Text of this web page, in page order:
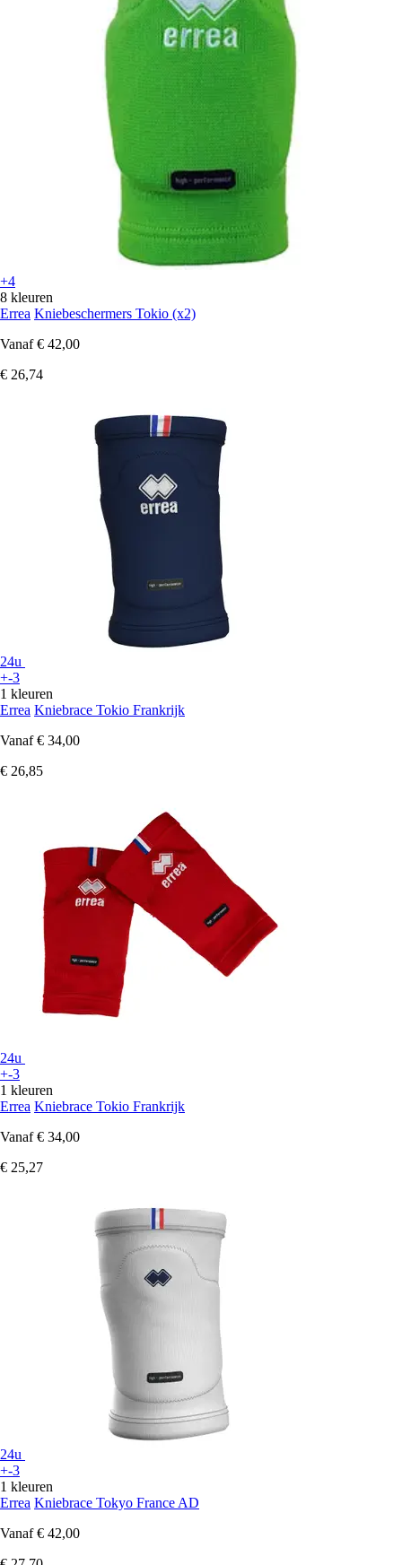
+4
8 kleuren
Errea Kniebeschermers Tokio (x2)
Vanaf € 42,00
€ 26,74
24u
+-3
1 kleuren
Errea Kniebrace Tokio Frankrijk
Vanaf € 34,00
€ 26,85
24u
+-3
1 kleuren
Errea Kniebrace Tokio Frankrijk
Vanaf € 34,00
€ 25,27
24u
+-3
1 kleuren
Errea Kniebrace Tokyo France AD
Vanaf € 42,00